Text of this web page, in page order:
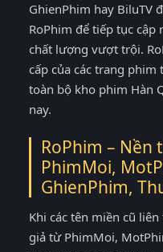
GhienPhim hay BiluTV
RoPhim để tiếp tục
chất lượng vượt trội.
cấp của các trang
toàn bộ kho phim Hàn
nay.
RoPhim –
PhimMoi,
GhienPhim,
Khi các tên miền cũ
giả từ PhimMoi,